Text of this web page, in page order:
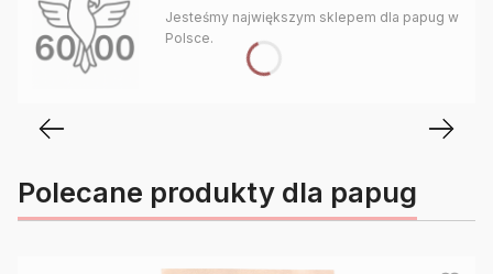
Jesteśmy największym sklepem dla papug w
Polsce.
Polecane produkty dla papug